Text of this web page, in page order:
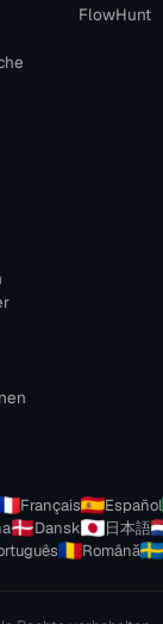
FlowHunt
Français Español
Dansk 日本語
Română